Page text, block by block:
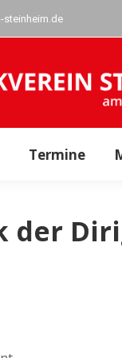
steinheim.de
Termine
der